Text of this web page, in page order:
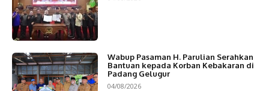
Wabup Pasaman H. Parulian Serahkan
Bantuan kepada Korban Kebakaran di
Padang Gelugur
04/08/2026